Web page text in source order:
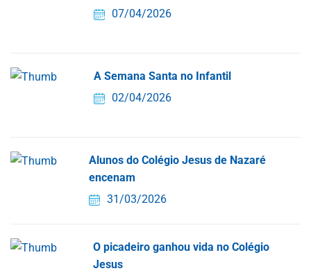
07/04/2026
A Semana Santa no Infantil
02/04/2026
Alunos do Colégio Jesus de Nazaré
encenam
31/03/2026
O picadeiro ganhou vida no Colégio
Jesus